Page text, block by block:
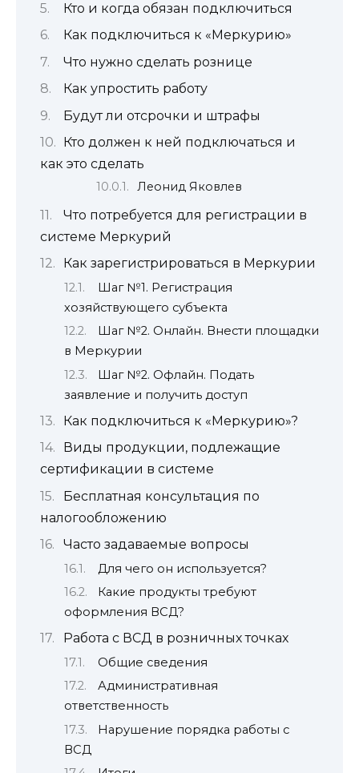
Кто и когда обязан подключиться
Как подключиться к «Меркурию»
Что нужно сделать рознице
Как упростить работу
Будут ли отсрочки и штрафы
Кто должен к ней подключаться и
как это сделать
Леонид Яковлев
Что потребуется для регистрации в
системе Меркурий
Как зарегистрироваться в Меркурии
Шаг №1. Регистрация
хозяйствующего субъекта
Шаг №2. Онлайн. Внести площадки
в Меркурии
Шаг №2. Офлайн. Подать
заявление и получить доступ
Как подключиться к «Меркурию»?
Виды продукции, подлежащие
сертификации в системе
Бесплатная консультация по
налогообложению
Часто задаваемые вопросы
Для чего он используется?
Какие продукты требуют
оформления ВСД?
Работа с ВСД в розничных точках
Общие сведения
Административная
ответственность
Нарушение порядка работы с
ВСД